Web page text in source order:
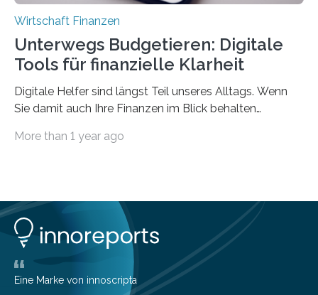
Wirtschaft Finanzen
Unterwegs Budgetieren: Digitale
Tools für finanzielle Klarheit
Digitale Helfer sind längst Teil unseres Alltags. Wenn
Sie damit auch Ihre Finanzen im Blick behalten
die genau das ermöglichen: Sie helfen Ihnen, Ausgaben
Lösungen interessieren. 1. Multibanking-Tools: Alle
Konten auf einen Blick Viele Banken bieten bereits in
ihrem Online-Banking eine Multibanking-Funktion an,
mit der sich Konten bei anderen Banken…
More than 1 year ago
Eine Marke von innoscripta